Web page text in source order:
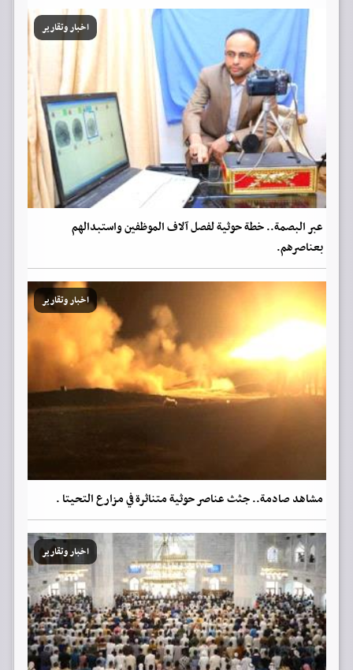
اخبار وتقارير
عبر البصمة.. خطة حوثية لفصل آلاف الموظفين واستبدالهم
بعناصرهم.
اخبار وتقارير
مشاهد صادمة.. جثث عناصر حوثية متناثرة في مزارع التحيتا .
اخبار وتقارير